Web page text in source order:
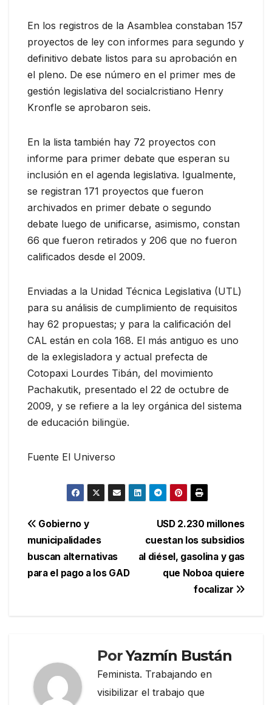
En los registros de la Asamblea constaban 157
proyectos de ley con informes para segundo y
definitivo debate listos para su aprobación en
el pleno. De ese número en el primer mes de
gestión legislativa del socialcristiano Henry
Kronfle se aprobaron seis.
En la lista también hay 72 proyectos con
informe para primer debate que esperan su
inclusión en el agenda legislativa. Igualmente,
se registran 171 proyectos que fueron
archivados en primer debate o segundo
debate luego de unificarse, asimismo, constan
66 que fueron retirados y 206 que no fueron
calificados desde el 2009.
Enviadas a la Unidad Técnica Legislativa (UTL)
para su análisis de cumplimiento de requisitos
hay 62 propuestas; y para la calificación del
CAL están en cola 168. El más antiguo es uno
de la exlegisladora y actual prefecta de
Cotopaxi Lourdes Tibán, del movimiento
Pachakutik, presentado el 22 de octubre de
2009, y se refiere a la ley orgánica del sistema
de educación bilingüe.
Fuente El Universo
Navegación
de
entradas
USD 2.230 millones
cuestan los subsidios
al diésel, gasolina y gas
que Noboa quiere
focalizar
Gobierno y
municipalidades
buscan alternativas
para el pago a los GAD
PorYazmín Bustán
Feminista. Trabajando en
visibilizar el trabajo que